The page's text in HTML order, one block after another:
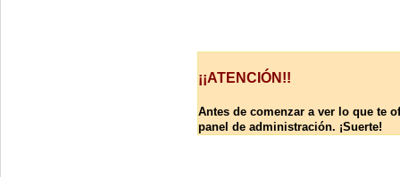
¡¡ATENCIÓN!!
Antes de comenzar a ver lo que te
panel de administración. ¡Suerte!